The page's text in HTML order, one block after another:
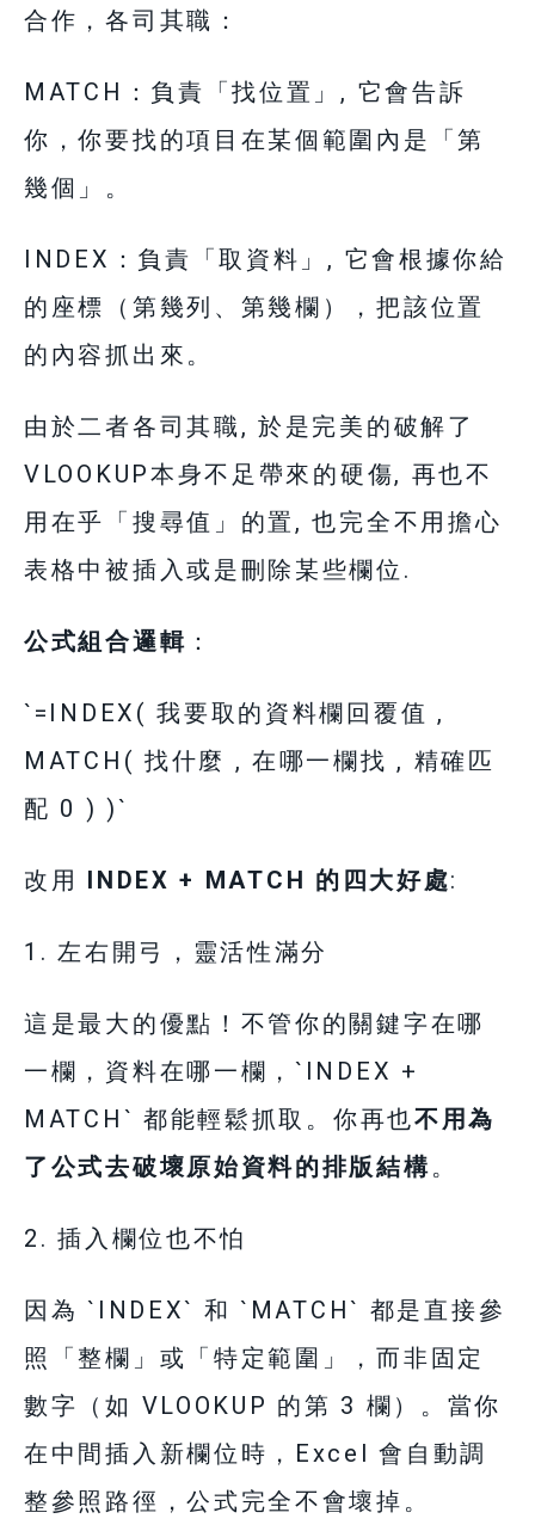
合作，各司其職：
MATCH：負責「找位置」, 它會告訴
你，你要找的項目在某個範圍內是「第
幾個」。
INDEX：負責「取資料」, 它會根據你給
的座標（第幾列、第幾欄），把該位置
的內容抓出來。
由於二者各司其職, 於是完美的破解了
VLOOKUP本身不足帶來的硬傷, 再也不
用在乎「搜尋值」的置, 也完全不用擔心
表格中被插入或是刪除某些欄位.
公式組合邏輯 ：
`=INDEX( 我要取的資料欄回覆值 ,
MATCH( 找什麼 , 在哪一欄找 , 精確匹
配 0 ) )`
改用 INDEX + MATCH 的四大好處:
1. 左右開弓，靈活性滿分
這是最大的優點！不管你的關鍵字在哪
一欄，資料在哪一欄，`INDEX +
MATCH` 都能輕鬆抓取。你再也不用為
了公式去破壞原始資料的排版結構。
2. 插入欄位也不怕
因為 `INDEX` 和 `MATCH` 都是直接參
照「整欄」或「特定範圍」，而非固定
數字（如 VLOOKUP 的第 3 欄）。當你
在中間插入新欄位時，Excel 會自動調
整參照路徑，公式完全不會壞掉。